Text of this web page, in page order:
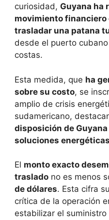
curiosidad, Guyana ha
movimiento financiero
trasladar una patana
desde el puerto
costas.
Esta medida, que ha
sobre su costo, se
amplio de crisis
sudamericano,
disposición de
soluciones
El monto exacto
traslado no es menos
de dólares. Esta cifra
crítica de la operación
estabilizar el